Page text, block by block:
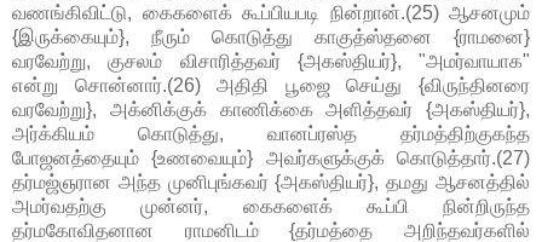
வணங்கிவிட்டு, கைகளைக் கூப்பியபடி நின்றான்.(25) ஆசனமும்
{இருக்கையும்}, நீரும் கொடுத்து காகுத்ஸ்தனை {ராமனை}
வரவேற்று, குசலம் விசாரித்தவர் {அகஸ்தியர்}, "அமர்வாயாக"
என்று சொன்னார்.(26) அதிதி பூஜை செய்து {விருந்தினரை
வரவேற்று}, அக்னிக்குக் காணிக்கை அளித்தவர் {அகஸ்தியர்},
அர்க்கியம் கொடுத்து, வானப்ரஸ்த தர்மத்திற்குகந்த
போஜனத்தையும் {உணவையும்} அவர்களுக்குக் கொடுத்தார்.(27)
தர்மஜ்ஞரான அந்த முனிபுங்கவர் {அகஸ்தியர்}, தமது ஆசனத்தில்
அமர்வதற்கு முன்னர், கைகளைக் கூப்பி நின்றிருந்த
தர்மகோவிதனான ராமனிடம் {தர்மத்தை அறிந்தவர்களில்